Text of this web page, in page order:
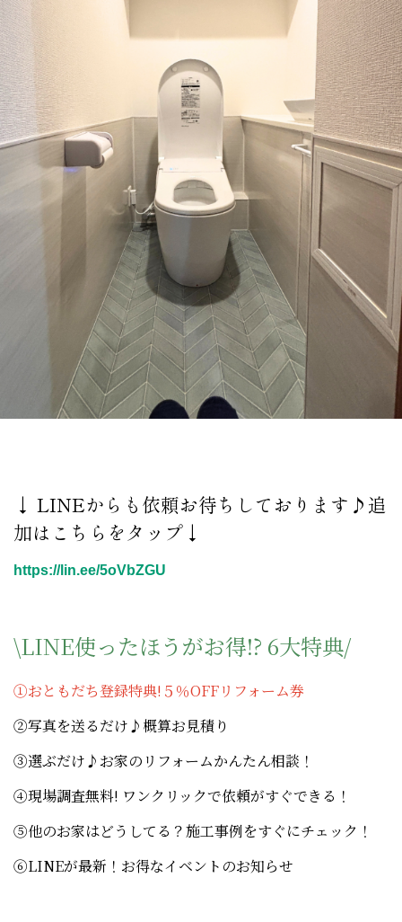
↓ LINEからも依頼お待ちしております♪追
加はこちらをタップ↓
https://lin.ee/5oVbZGU
\LINE使ったほうがお得!? 6大特典/
①おともだち登録特典!５％OFFリフォーム券
②写真を送るだけ♪概算お見積り
③選ぶだけ♪お家のリフォームかんたん相談！
④現場調査無料! ワンクリックで依頼がすぐできる！
⑤他のお家はどうしてる？施工事例をすぐにチェック！
⑥LINEが最新！お得なイベントのお知らせ